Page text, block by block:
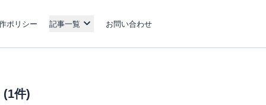
ポリシー 記事一覧 お問い合わせ
(1件)